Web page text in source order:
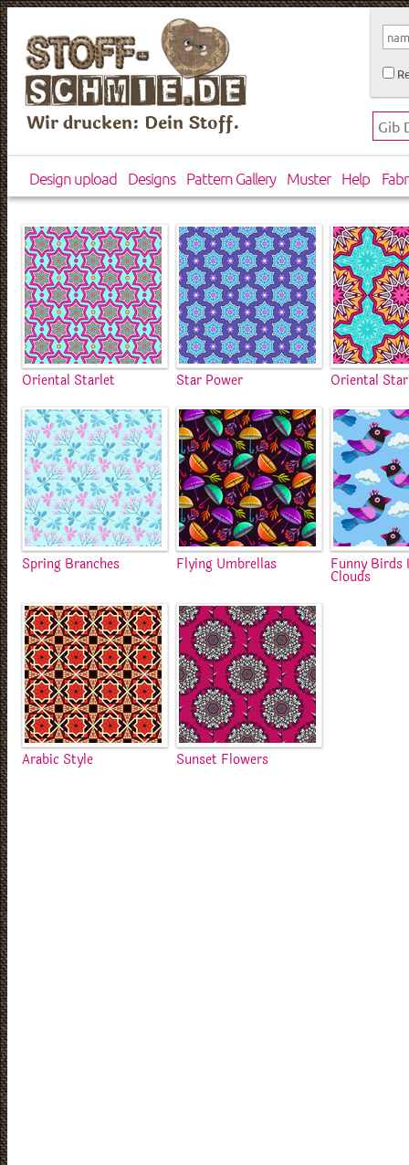
Wir drucken: Dein Stoff.
Design upload Designs Pattern Gallery Muster Help
Oriental Starlet Star Power Oriental Star
Spring Branches Flying Umbrellas Funny Birds
Clouds
Arabic Style Sunset Flowers